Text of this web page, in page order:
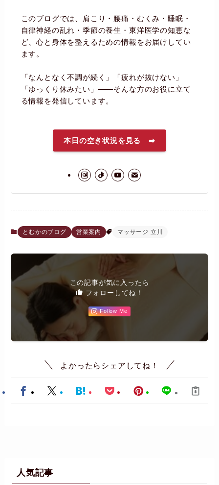
このブログでは、肩こり・腰痛・むくみ・睡眠・
自律神経の乱れ・季節の養生・東洋医学の知恵な
ど、心と身体を整えるための情報をお届けしてい
ます。
「なんとなく不調が続く」「疲れが抜けない」
「ゆっくり休みたい」――そんな方のお役に立て
る情報を発信しています。
本日の空き状況を見る ➡
とむかのブログ 営業案内 マッサージ 立川
この記事が気に入ったら
フォローしてね！
Follow Me
よかったらシェアしてね！
人気記事